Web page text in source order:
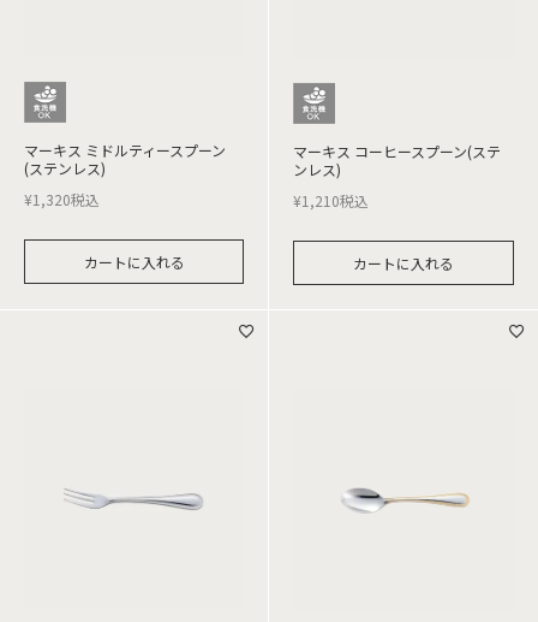
マーキス ミドルティースプーン
(ステンレス)
¥1,320税込
カートに入れる
マーキス コーヒースプーン(ステ
ンレス)
¥1,210税込
カートに入れる